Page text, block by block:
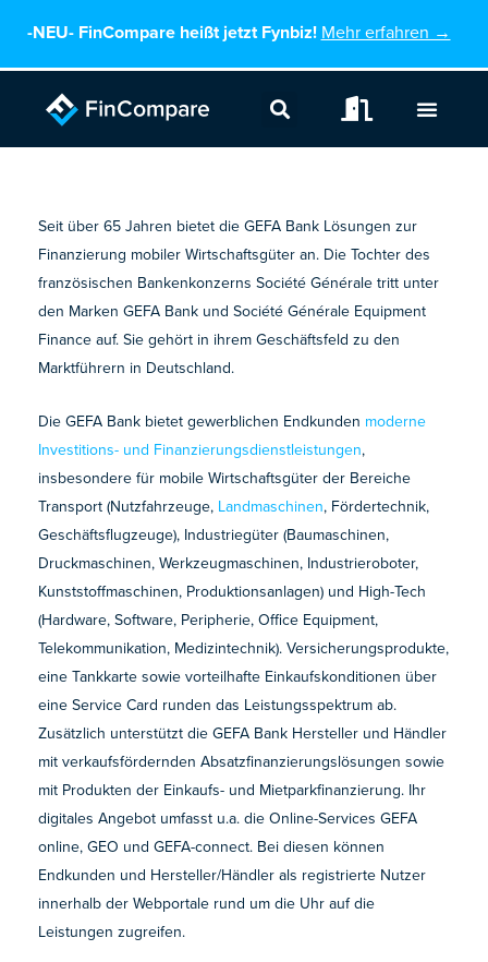
-NEU-FinCompare heißt jetzt Fynbiz! Mehr erfahren →
Seit über 65 Jahren bietet die GEFA Bank Lösungen zur
Finanzierung mobiler Wirtschaftsgüter an. Die Tochter des
französischen Bankenkonzerns Société Générale tritt unter
den Marken GEFA Bank und Société Générale Equipment
Finance auf. Sie gehört in ihrem Geschäftsfeld zu den
Marktführern in Deutschland.
Die GEFA Bank bietet gewerblichen Endkunden moderne
Investitions- und Finanzierungsdienstleistungen,
insbesondere für mobile Wirtschaftsgüter der Bereiche
Transport (Nutzfahrzeuge, Landmaschinen, Fördertechnik,
Geschäftsflugzeuge), Industriegüter (Baumaschinen,
Druckmaschinen, Werkzeugmaschinen, Industrieroboter,
Kunststoffmaschinen, Produktionsanlagen) und High-Tech
(Hardware, Software, Peripherie, Office Equipment,
Telekommunikation, Medizintechnik). Versicherungsprodukte,
eine Tankkarte sowie vorteilhafte Einkaufskonditionen über
eine Service Card runden das Leistungsspektrum ab.
Zusätzlich unterstützt die GEFA Bank Hersteller und Händler
mit verkaufsfördernden Absatzfinanzierungslösungen sowie
mit Produkten der Einkaufs- und Mietparkfinanzierung. Ihr
digitales Angebot umfasst u.a. die Online-Services GEFA
online, GEO und GEFA-connect. Bei diesen können
Endkunden und Hersteller/Händler als registrierte Nutzer
innerhalb der Webportale rund um die Uhr auf die
Leistungen zugreifen.